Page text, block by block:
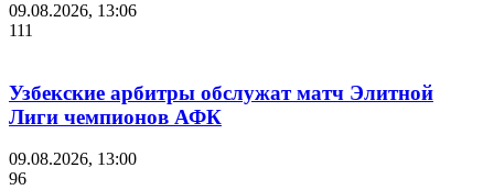
09.08.2026, 13:06
111
Узбекские арбитры обслужат матч Элитной
Лиги чемпионов АФК
09.08.2026, 13:00
96